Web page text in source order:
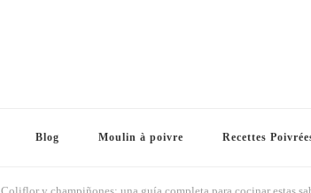
Blog Moulin à poivre Recettes